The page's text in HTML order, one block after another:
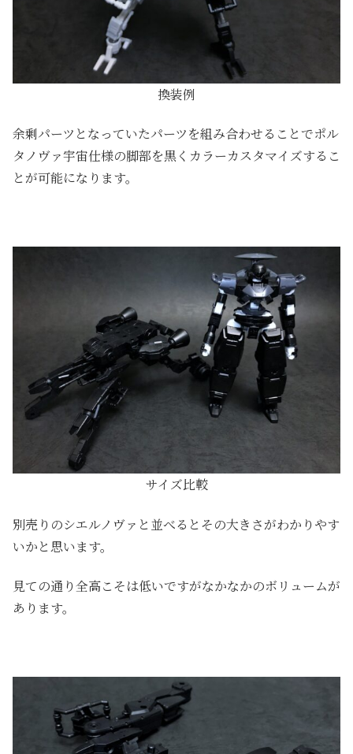
換装例
余剰パーツとなっていたパーツを組み合わせることでポル
タノヴァ宇宙仕様の脚部を黒くカラーカスタマイズするこ
とが可能になります。
サイズ比較
別売りのシエルノヴァと並べるとその大きさがわかりやす
いかと思います。
見ての通り全高こそは低いですがなかなかのボリュームが
あります。